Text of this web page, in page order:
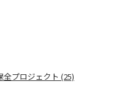
プロジェクト (25)